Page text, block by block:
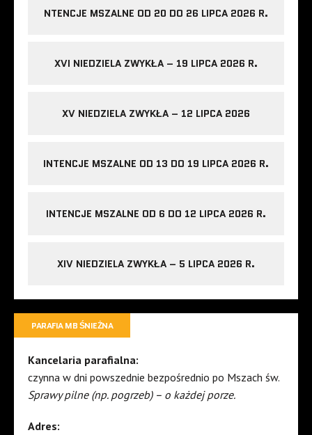
NTENCJE MSZALNE OD 20 DO 26 LIPCA 2026 R.
XVI NIEDZIELA ZWYKŁA – 19 LIPCA 2026 R.
XV NIEDZIELA ZWYKŁA – 12 LIPCA 2026
INTENCJE MSZALNE OD 13 DO 19 LIPCA 2026 R.
INTENCJE MSZALNE OD 6 DO 12 LIPCA 2026 R.
XIV NIEDZIELA ZWYKŁA – 5 LIPCA 2026 R.
PARAFIA MB ŚNIEŻNA
Kancelaria parafialna:
czynna w dni powszednie bezpośrednio po Mszach św.
Sprawy pilne (np. pogrzeb) – o każdej porze.
Adres: